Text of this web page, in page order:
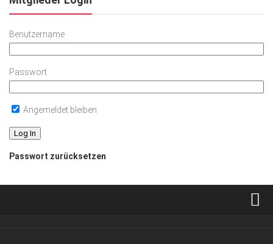
Benutzername
Passwort
Angemeldet bleiben
Passwort zurücksetzen